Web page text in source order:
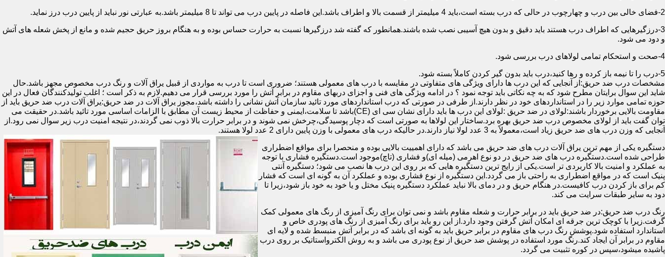
2-فضای خالی بین درب و چهارچوب در حالی که درب بسته است،باید 4 میلیمتر از قسمت بالا و اطراف باشد.این فاصله در پایین درب می تواند تا 8 میلیمتر باشد.به عبارتی نور نباید از پایین درب درز نماید.
3-درزگیرهایی که اطراف درب هستند باید دقیق و بدون هیچ آسیبی نصب شده باشند.همانطور که گفته شد درزگیرها نسبت به حرارت حساس بوده و به هنگام بروز حریق حجیم شده و مانع از پخش شعله های آتش
و دود می شود.
4-صحت و استحکام تمامی لولاهای درب بررسی شود.
5-درب را تا نیمه باز کرده و رها کنید،درب باید بدون گیر کردن کاملاً بسته شود.
مشخصات درب ضد حریق:از آنجایی که این درب ها دارای ویژگی های متفاوتی در مقایسه با درب های معمولی هستند؛ ضروری است تا درب به مواردی از قبیل یراق آلات و رنگ درب مخصوص مجهز باشد.حال
شاید این سوال برایتان مطرح شود که به چه نکاتی باید توجه نمود ؟ در ادامه ویژگی های فنی و اجزای دربهای مقاوم در برابر آتش را مورد بررسی قرار می دهیم.لازم به ذکر است ؛ اغلب تولیدکنندگان فعال در این
حوزه تمامی موارد زیر را در استانداردهای خود در نظر دارند.از طرفی در صورتی که درب استانداردهای مورد تائید سازمان آتش نشانی را داشته باشد،مجوز یراق آلات در ضد حریق:یراق آلات درب ضد حریق باید از
مقاومت بالایی برخوردار باشند:لولای در ضد حریق :لولای این درب ها باید دارای نشان سی ای (CE)باشد تا سلامت،ایمنی و حفاظت از محیط زیست آن مطابق با الزامات اساسی مورد تائید باشد.در حقیقت می
توان گفت باید از لولای مخصوص درب ضد حریق بهره برد.ساختار این لولاها به صورتی است که دچار پوسیدگی،چرخش نمی شوند و در برابر حرارت بالا ذوب نمی گردند،در نتیجه امنیت درب زیر سوال نمی رود.از
آنجایی که وزن درب های ضد حریق زیاد است،معمولاً به 3 عدد لولا نیاز دارند.در حالیکه درب های معمولی با وزن پایین دارای 2 عدد لولا هستند.
دستگیره یکی از مهم ترین یراق آلات درب های ضد حریق می باشد که دارای اهمییت بالایی بوده و منحصرا برای مواقع اضطراری
طراحی شده است.دستگیره درب های ضد حریق در دو نوع اهرمی (میله ای)و فشاری (تاچ)موجود است.دستگیره فشاری با توجه
به عملکرد و امنیت بالا کاربردی تر است.یکی از رایج ترین دستگیره هایی که بر روی این درب ها نصب می شود؛ دستگیره آنتی
پنیک است که در مواقع اضطراری به راحتی باز می گردد.این دستگیره از نوع فشاری بوده و عملکرد آن به گونه ای است که فشار
کم برای باز کردن درب کافیست.در هنگام حریق و در دمای بالا نباید عملکرد دستگیره پنیک مختل و یا خود به خود باز شود،زیرا تا
دود به سایر طبقات سرایت می کند.
رنگ درب ضد حریق:در ضد حریق باید در برابر حرارت و شعله مقاوم باشد و نمی توان برای رنگ آمیزی از رنگ های معمولی کمک
گرفت.زیرا با کوچک ترین جرقه ای امکان آتش گرفتن وجود دارد.از این رو باید برای رنگ آمیزی از رنگ های پودری خاص و
استاندارد استفاده شود.پوشش رنگ درب های مقاوم در برابر حریق باید به گونه ای باشد که در برابر آتش منبسط شده و لایه ای
مقاوم در برابر آن ایجاد کند.رنگ مورد استفاده در پوشش ضد حریق از نوع پودری می باشد و به روش الکترواستاتیک بر روی درب
پاشیده میشود،سپس در کوره تثبیت می گردد.